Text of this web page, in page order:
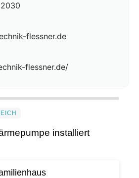
flessner.de
flessner.de/
installiert